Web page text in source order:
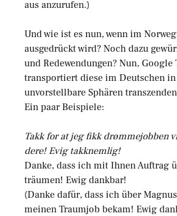
aus anzurufen.)
Und wie ist es nun, wenn im
ausgedrückt wird? Noch dazu
und Redewendungen? Nun, Google
transportiert diese im Deutschen
unvorstellbare Sphären
Ein paar Beispiele:
Takk for at jeg fikk drømmejobben
dere! Evig takknemlig!
Danke, dass ich mit Ihnen Auftrag
träumen! Ewig dankbar!
(Danke dafür, dass ich über
meinen Traumjob bekam! Ewig